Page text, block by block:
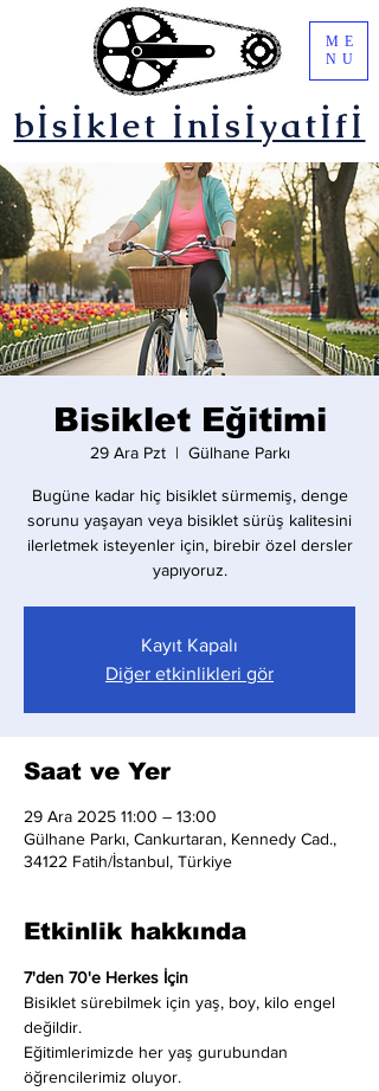
bİsİklet İnİsİyatİfİ
ME
NU
Bisiklet Eğitimi
29 Ara Pzt
  |
Gülhane Parkı
Bugüne kadar hiç bisiklet sürmemiş, denge
sorunu yaşayan veya bisiklet sürüş kalitesini
ilerletmek isteyenler için, birebir özel dersler
yapıyoruz.
Kayıt Kapalı
Diğer etkinlikleri gör
Saat ve Yer
29 Ara 2025 11:00 – 13:00
Gülhane Parkı, Cankurtaran, Kennedy Cad.,
34122 Fatih/İstanbul, Türkiye
Etkinlik hakkında
7'den 70'e Herkes İçin
Bisiklet sürebilmek için yaş, boy, kilo engel
değildir.
Eğitimlerimizde her yaş gurubundan
öğrencilerimiz oluyor.